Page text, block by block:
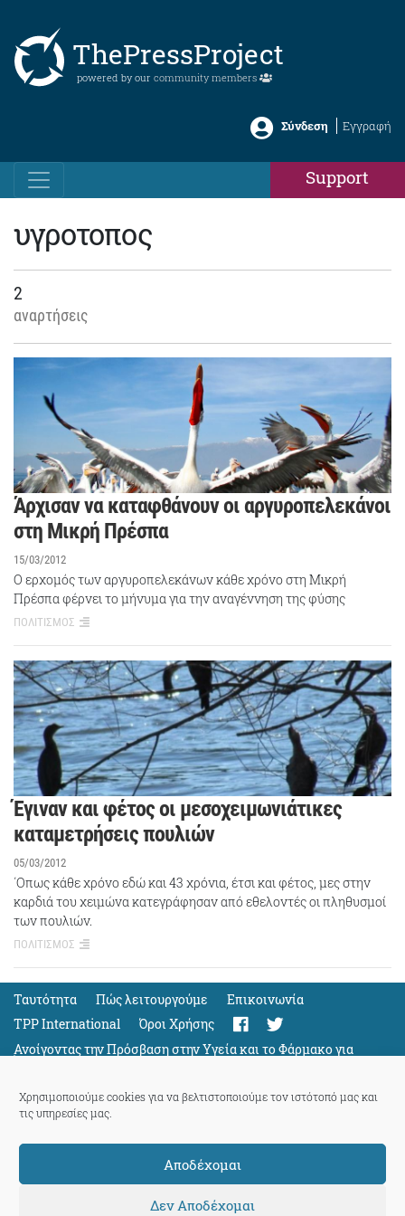
Χρησιμοποιούμε cookies για να βελτιστοποιούμε τον ιστότοπό μας και
τις υπηρεσίες μας.
Αποδέχομαι
Δεν Αποδέχομαι
ThePressProject
powered by our community members
Σύνδεση Εγγραφή
Support
υγροτοπος
2
αναρτήσεις
Άρχισαν να καταφθάνουν οι αργυροπελεκάνοι
στη Μικρή Πρέσπα
15/03/2012
Ο ερχομός των αργυροπελεκάνων κάθε χρόνο στη Μικρή
Πρέσπα φέρνει το μήνυμα για την αναγέννηση της φύσης
ΠΟΛΙΤΙΣΜΟΣ
Έγιναν και φέτος οι μεσοχειμωνιάτικες
καταμετρήσεις πουλιών
05/03/2012
΄Οπως κάθε χρόνο εδώ και 43 χρόνια, έτσι και φέτος, μες στην
καρδιά του χειμώνα κατεγράφησαν από εθελοντές οι πληθυσμοί
των πουλιών.
ΠΟΛΙΤΙΣΜΟΣ
Ταυτότητα Πώς λειτουργούμε
Eπικοινωνία
TPP International
Όροι Χρήσης
Ανοίγοντας την Πρόσβαση στην Υγεία και το Φάρμακο για
Όλους
Support
ThePressProject
powered by our community members